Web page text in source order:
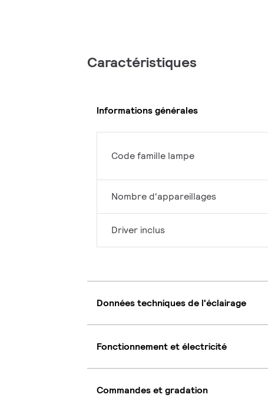
Caractéristiques
Informations générales
Code famille lampe
Nombre d'appareillages
Driver inclus
Données techniques de l'éclairage
Fonctionnement et électricité
Commandes et gradation